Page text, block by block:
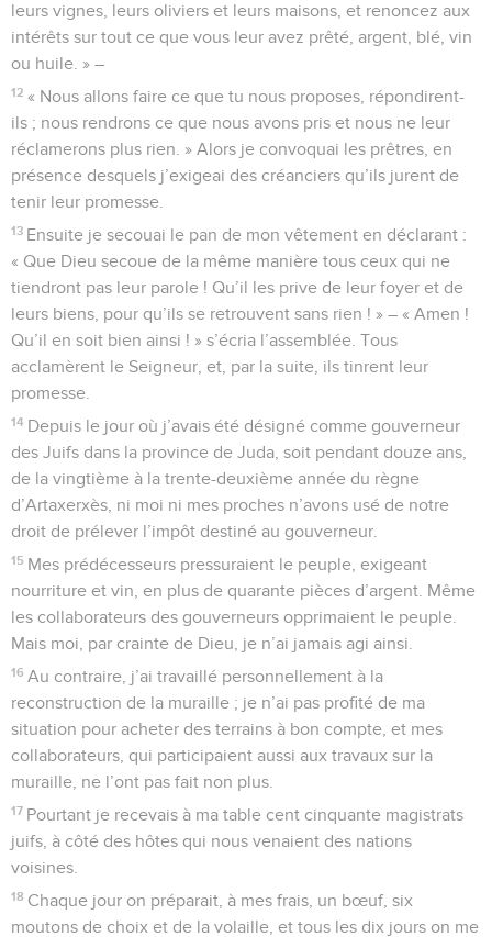
leurs vignes, leurs oliviers et leurs maisons, et renoncez aux
intérêts sur tout ce que vous leur avez prêté, argent, blé, vin
ou huile. » –
12 « Nous allons faire ce que tu nous proposes, répondirent-
ils ; nous rendrons ce que nous avons pris et nous ne leur
réclamerons plus rien. » Alors je convoquai les prêtres, en
présence desquels j’exigeai des créanciers qu’ils jurent de
tenir leur promesse.
13 Ensuite je secouai le pan de mon vêtement en déclarant :
« Que Dieu secoue de la même manière tous ceux qui ne
tiendront pas leur parole ! Qu’il les prive de leur foyer et de
leurs biens, pour qu’ils se retrouvent sans rien ! » – « Amen !
Qu’il en soit bien ainsi ! » s’écria l’assemblée. Tous
acclamèrent le Seigneur, et, par la suite, ils tinrent leur
promesse.
14 Depuis le jour où j’avais été désigné comme gouverneur
des Juifs dans la province de Juda, soit pendant douze ans,
de la vingtième à la trente-deuxième année du règne
d’Artaxerxès, ni moi ni mes proches n’avons usé de notre
droit de prélever l’impôt destiné au gouverneur.
15 Mes prédécesseurs pressuraient le peuple, exigeant
nourriture et vin, en plus de quarante pièces d’argent. Même
les collaborateurs des gouverneurs opprimaient le peuple.
Mais moi, par crainte de Dieu, je n’ai jamais agi ainsi.
16 Au contraire, j’ai travaillé personnellement à la
reconstruction de la muraille ; je n’ai pas profité de ma
situation pour acheter des terrains à bon compte, et mes
collaborateurs, qui participaient aussi aux travaux sur la
muraille, ne l’ont pas fait non plus.
17 Pourtant je recevais à ma table cent cinquante magistrats
juifs, à côté des hôtes qui nous venaient des nations
voisines.
18 Chaque jour on préparait, à mes frais, un bœuf, six
moutons de choix et de la volaille, et tous les dix jours on me